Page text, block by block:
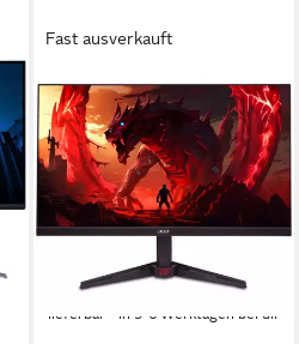
Fast ausverkauft
ACER
Acer VG240YX 24" Gaming
Monitor für Gamer. Gaming-
Monitor
Full HD px, Full HD Auflösung
0.5 ms
Reaktionszeit
ab 135,90 €
12,41 €
lieferbar - in 5-6 Werktagen bei dir